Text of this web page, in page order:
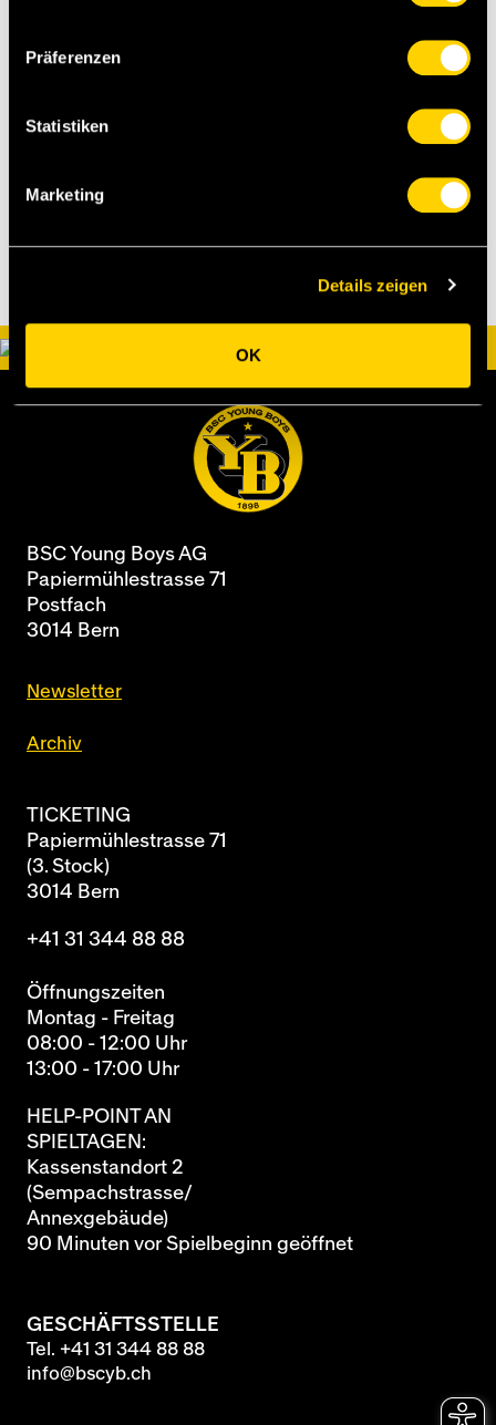
Präferenzen
Statistiken
Marketing
Details zeigen
OK
BSC Young Boys AG
Papiermühlestrasse 71
Postfach
3014 Bern
Newsletter
Archiv
TICKETING
Papiermühlestrasse 71
(3. Stock)
3014 Bern
+41 31 344 88 88
Öffnungszeiten
Montag - Freitag
08:00 - 12:00 Uhr
13:00 - 17:00 Uhr
HELP-POINT AN
SPIELTAGEN:
Kassenstandort 2
(Sempachstrasse/
Annexgebäude)
90 Minuten vor Spielbeginn geöffnet
GESCHÄFTSSTELLE
Tel. +41 31 344 88 88
info@bscyb.ch